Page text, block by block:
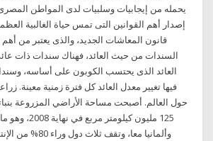
يحمله من إيجابيات وسلبيات لدى المواطن
إصدار أهم القوانين التى تمس حياة الغالبية
قانون المعاشات الجديد، والذى يعتبر من
السندات من حيث العائد، فهناك سندات ذات
العائد الذى يحتسب الكوبون على أساسه،
فيها تغيير معدل العائد كل فترة زمنية معينة.
حول العالم. أصبحت مساحة الأراضي المزروعة
125 مليون
وألمانيا معا، وتقف